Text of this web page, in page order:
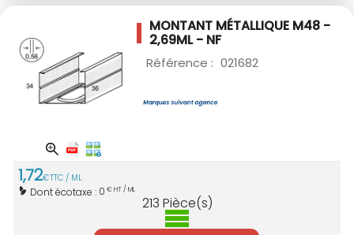
MONTANT MÉTALLIQUE M48 -
2,69ML - NF
Référence : 021682
1,72€TTC / ML
Dont écotaxe : 0 € HT / ML
213 Pièce(s)